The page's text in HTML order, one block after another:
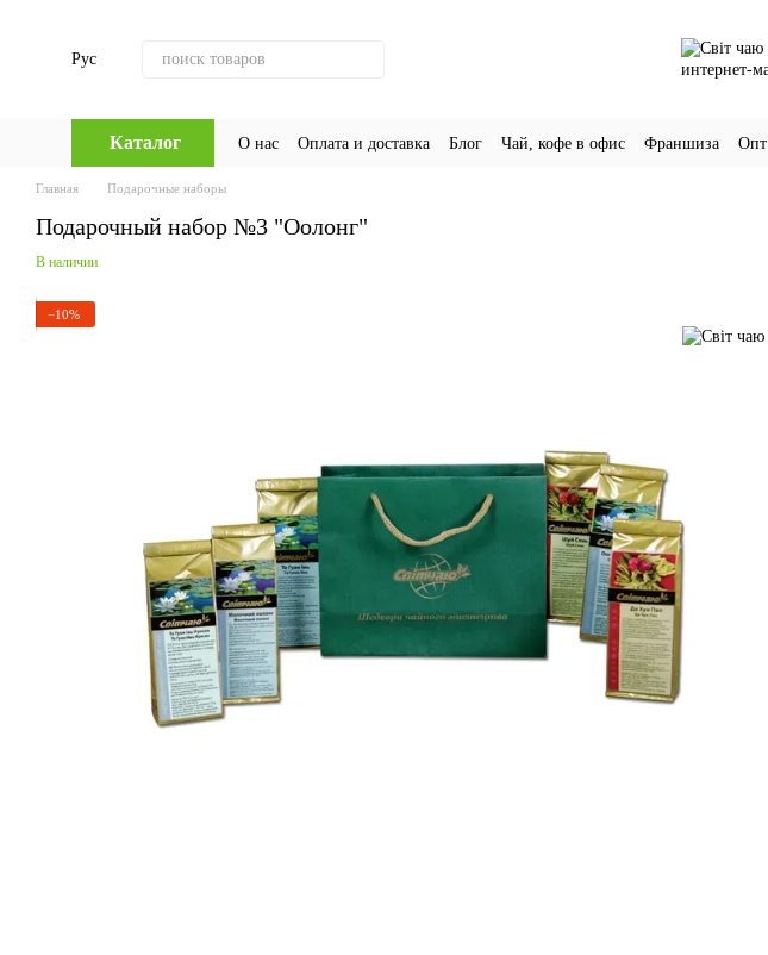
Рус
Каталог О нас Оплата и доставка Блог Чай, кофе в офис Франшиза Опт
Главная Подарочные наборы
Подарочный набор №3 "Оолонг"
В наличии
−10%